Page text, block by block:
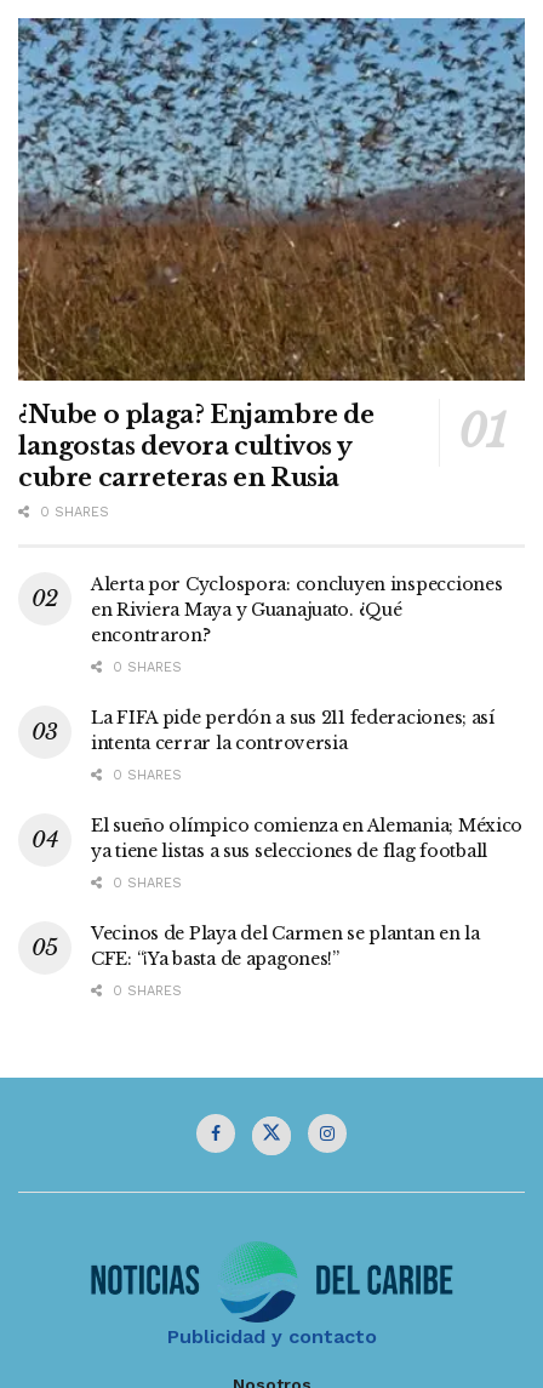
¿Nube o plaga? Enjambre de
langostas devora cultivos y
cubre carreteras en Rusia
0 SHARES
Alerta por Cyclospora: concluyen inspecciones
en Riviera Maya y Guanajuato. ¿Qué
encontraron?
0 SHARES
La FIFA pide perdón a sus 211 federaciones; así
intenta cerrar la controversia
0 SHARES
El sueño olímpico comienza en Alemania; México
ya tiene listas a sus selecciones de flag football
0 SHARES
Vecinos de Playa del Carmen se plantan en la
CFE: “¡Ya basta de apagones!”
0 SHARES
Publicidad y contacto
Nosotros